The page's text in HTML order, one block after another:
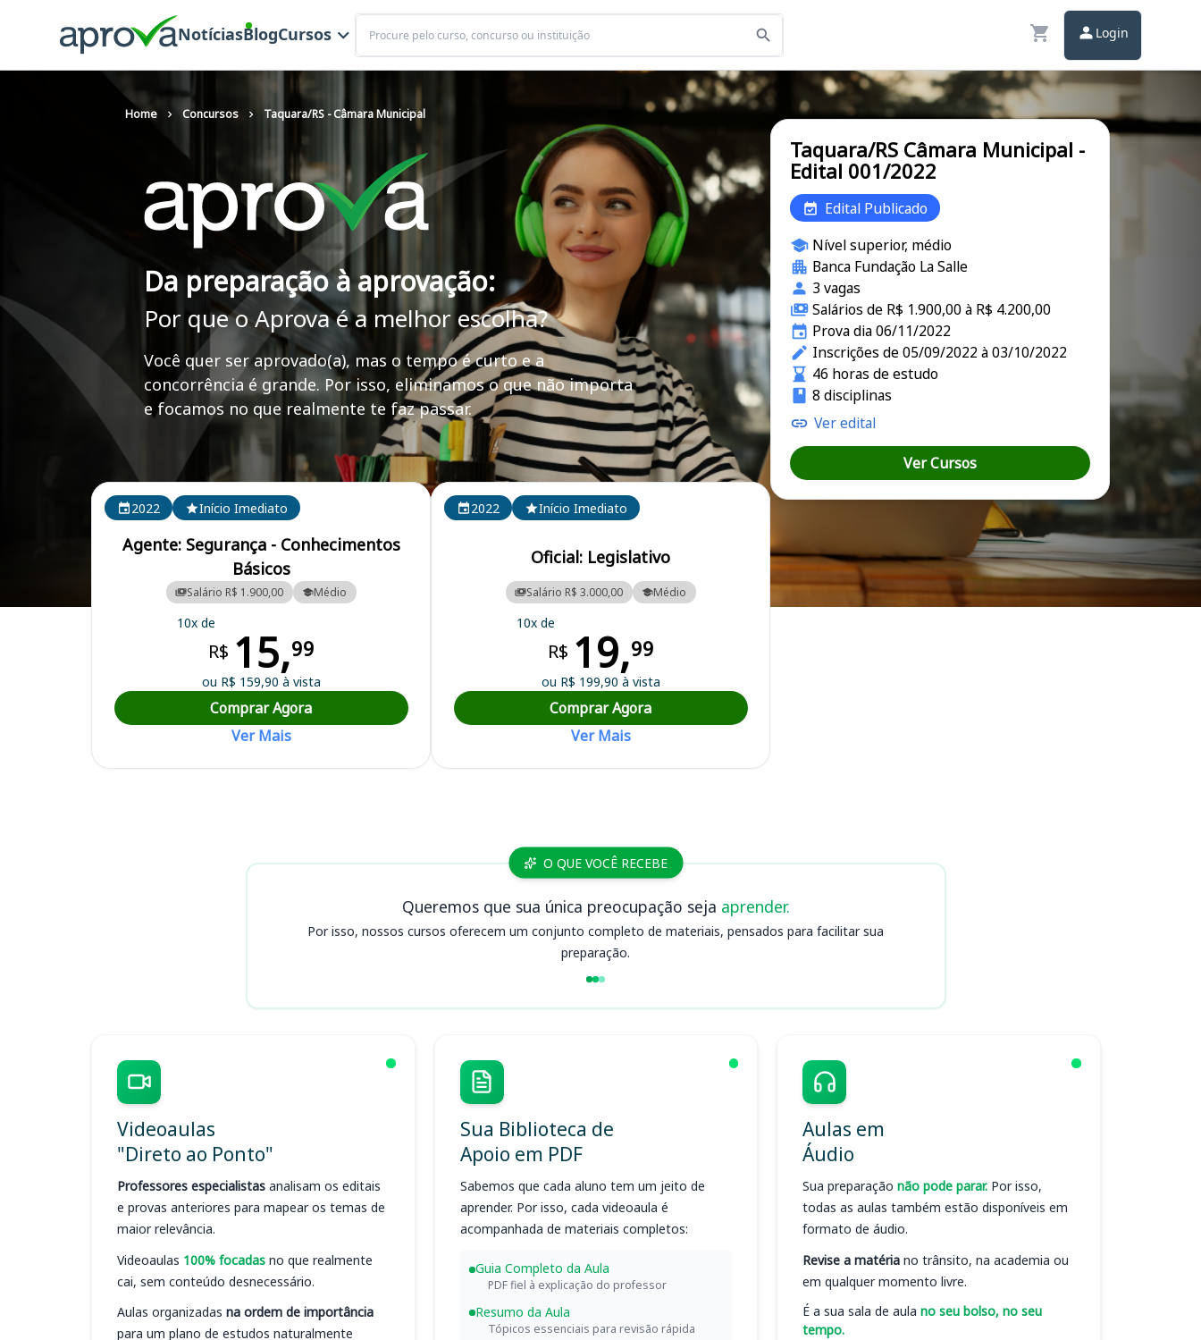
NotíciasBlogCursos
Buscar
Login
Home Concursos Taquara/RS - Câmara Municipal
Da preparação à aprovação:
Por que o Aprova é a melhor escolha?
Você quer ser aprovado(a), mas o tempo é curto e a
concorrência é grande. Por isso, eliminamos o que não importa
e focamos no que realmente te faz passar.
Curso Preparatório para o Concurso Taquara/RS - Câmara Municipal
Cursos em destaque para passar no concurso
2022
Início Imediato
Agente: Segurança - Conhecimentos
Básicos
Salário R$ 1.900,00 Médio
10x de
R$ 15,99
ou R$ 159,90 à vista
Comprar Agora
Ver Mais
2022 Início Imediato
Oficial: Legislativo
Salário R$ 3.000,00 Médio
10x de
R$ 19,99
ou R$ 199,90 à vista
Comprar Agora
Ver Mais
Taquara/RS Câmara Municipal -
Edital 001/2022
Edital Publicado
Nível superior, médio
Banca Fundação La Salle
3 vagas
Salários de R$ 1.900,00 à R$ 4.200,00
Prova dia 06/11/2022
Inscrições de 05/09/2022 à 03/10/2022
46 horas de estudo
8 disciplinas
Ver edital
Ver Cursos
O QUE VOCÊ RECEBE
Queremos que sua única preocupação seja aprender.
Por isso, nossos cursos oferecem um conjunto completo de materiais, pensados para facilitar sua
preparação.
Videoaulas
"Direto ao Ponto"
Professores especialistas analisam os editais
e provas anteriores para mapear os temas de
maior relevância.
Videoaulas 100% focadas no que realmente
cai, sem conteúdo desnecessário.
Aulas organizadas na ordem de importância
para um plano de estudos naturalmente
Sua Biblioteca de
Apoio em PDF
Sabemos que cada aluno tem um jeito de
aprender. Por isso, cada videoaula é
acompanhada de materiais completos:
Guia Completo da Aula
PDF fiel à explicação do professor
Resumo da Aula
Tópicos essenciais para revisão rápida
Aulas em
Áudio
Sua preparação não pode parar. Por isso,
todas as aulas também estão disponíveis em
formato de áudio.
Revise a matéria no trânsito, na academia ou
em qualquer momento livre.
É a sua sala de aula no seu bolso, no seu
tempo.